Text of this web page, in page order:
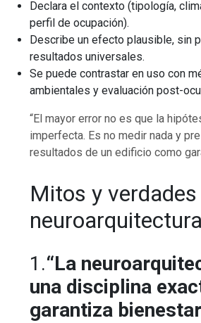
Declara el contexto (tipología,
perfil de ocupación).
Describe un efecto plausible, sin
resultados universales.
Se puede contrastar en uso con
ambientales y evaluación post-
“El mayor error no es que la
imperfecta. Es no medir nada y
resultados de un edificio como
Mitos y verdades
neuroarquitectura
1.“La
una disciplina
garantiza